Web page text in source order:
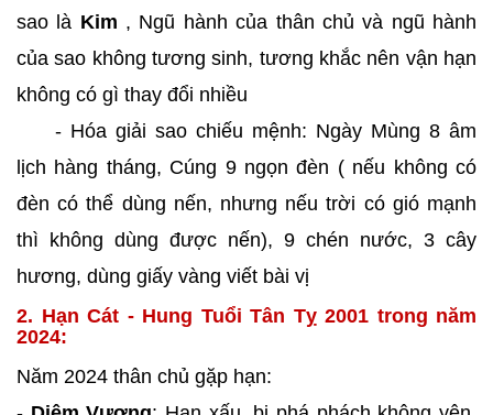
sao là Kim , Ngũ hành của thân chủ và ngũ hành
của sao không tương sinh, tương khắc nên vận hạn
không có gì thay đổi nhiều
- Hóa giải sao chiếu mệnh: Ngày Mùng 8 âm
lịch hàng tháng, Cúng 9 ngọn đèn ( nếu không có
đèn có thể dùng nến, nhưng nếu trời có gió mạnh
thì không dùng được nến), 9 chén nước, 3 cây
hương, dùng giấy vàng viết bài vị
2. Hạn Cát - Hung Tuổi Tân Tỵ 2001 trong năm
2024:
Năm 2024 thân chủ gặp hạn: